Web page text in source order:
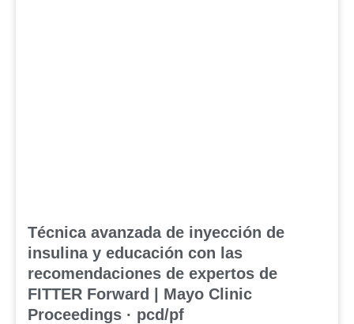
Técnica avanzada de inyección de
insulina y educación con las
recomendaciones de expertos de
FITTER Forward | Mayo Clinic
Proceedings · pcd/pf